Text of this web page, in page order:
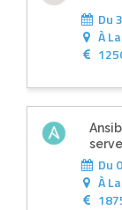
Du
À
Du
À